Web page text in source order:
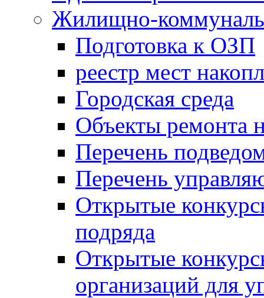
Жилищно-
Подготовка к ОЗП
реестр мест
Городская среда
Объекты ремонта
Перечень
Перечень
Открытые
подряда
Открытые
организаций для